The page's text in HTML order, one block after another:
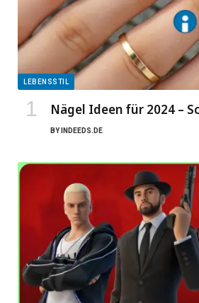
LEBENSSTIL
Nägel Ideen für 2024 –
BY INDEEDS.DE